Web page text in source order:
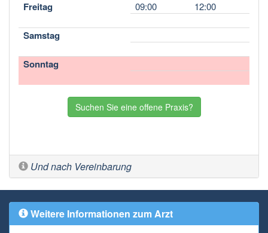
Freitag 09:00 12:00
Samstag
Sonntag
Suchen Sie eine offene Praxis?
Und nach Vereinbarung
Weitere Informationen zum Arzt